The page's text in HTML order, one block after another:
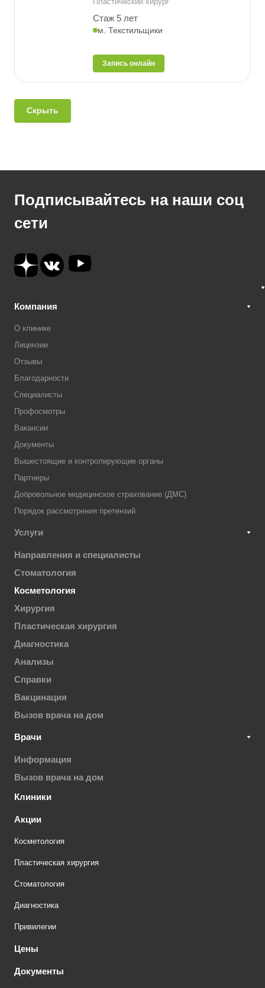
Стаж 5 лет
м. Текстильщики
Запись онлайн
Скрыть
Подписывайтесь на наши соц
сети
Компания
О клинике
Лицензии
Отзывы
Благодарности
Специалисты
Профосмотры
Вакансии
Документы
Вышестоящие и контролирующие органы
Партнеры
Добровольное медицинское страхование (ДМС)
Порядок рассмотрения претензий
Услуги
Направления и специалисты
Стоматология
Косметология
Хирургия
Пластическая хирургия
Диагностика
Анализы
Справки
Вакцинация
Вызов врача на дом
Врачи
Информация
Вызов врача на дом
Клиники
Акции
Косметология
Пластическая хирургия
Стоматология
Диагностика
Привилегии
Цены
Документы